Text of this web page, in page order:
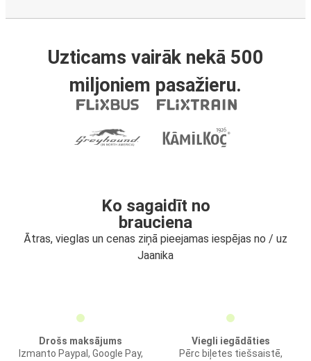
Uzticams vairāk nekā 500
miljoniem pasažieru.
Ko sagaidīt no
brauciena
Ātras, vieglas un cenas ziņā pieejamas iespējas no / uz
Jaanika
Drošs maksājums
Izmanto Paypal, Google Pay,
Viegli iegādāties
Pērc biļetes tiešsaistē,